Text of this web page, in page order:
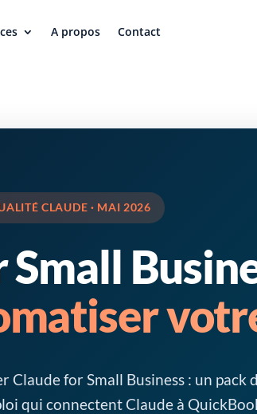
A propos Contact
CLAUDE · MAI 2026
for Small Business : un pack
qui connectent Claude à